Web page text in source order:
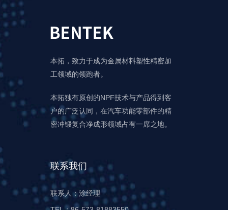
本拓，致力于成为金属材料塑性精密加
工领域的领跑者。
本拓独有原创的NPF技术与产品得到客
户的广泛认同，在汽车功能零部件的精
密冲锻复合净成形领域占有一席之地。
联系我们
联系人：涂经理